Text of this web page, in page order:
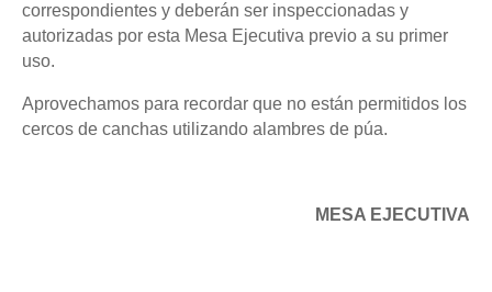
correspondientes y deberán ser inspeccionadas y
autorizadas por esta Mesa Ejecutiva previo a su primer
uso.
Aprovechamos para recordar que no están permitidos los
cercos de canchas utilizando alambres de púa.
MESA EJECUTIVA